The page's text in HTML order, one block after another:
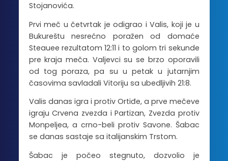
Stojanovića.
Prvi meč u četvrtak je odigrao i Valis, koji je u
Bukureštu nesrećno poražen od domaće
Steauee rezultatom 12:11 i to golom tri sekunde
pre kraja meča. Valjevci su se brzo oporavili
od tog poraza, pa su u petak u jutarnjim
časovima savladali Vitoriju sa ubedljivih 21:8.
Valis danas igra i protiv Ortiđe, a prve mečeve
igraju Crvena zvezda i Partizan, Zvezda protiv
Monpeljea, a crno-beli protiv Savone. Šabac
se danas sastaje sa italijanskim Trstom.
Šabac je počeo stegnuto, dozvolio je